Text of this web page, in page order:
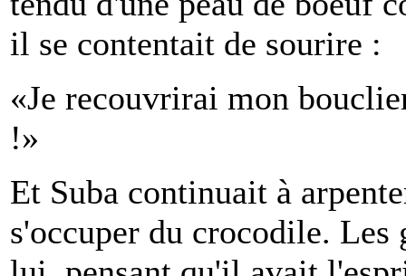
il se contentait de sourire :
«Je recouvrirai mon
!»
Et Suba continuait à
s'occuper du crocodile. Les